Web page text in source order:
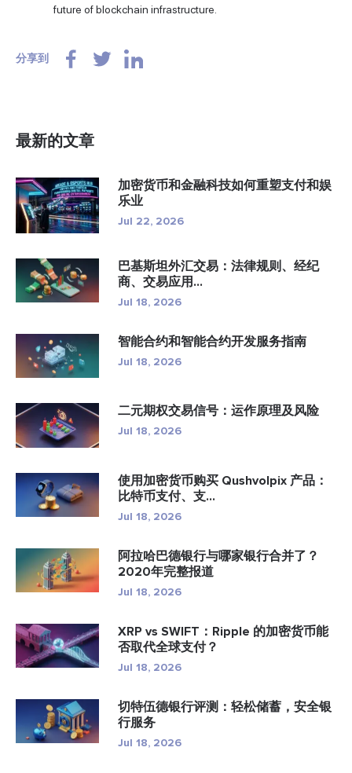
future of blockchain infrastructure.
分享到
最新的文章
加密货币和金融科技如何重塑支付和娱
乐业
Jul 22, 2026
巴基斯坦外汇交易：法律规则、经纪
商、交易应用...
Jul 18, 2026
智能合约和智能合约开发服务指南
Jul 18, 2026
二元期权交易信号：运作原理及风险
Jul 18, 2026
使用加密货币购买 Qushvolpix 产品：
比特币支付、支...
Jul 18, 2026
阿拉哈巴德银行与哪家银行合并了？
2020年完整报道
Jul 18, 2026
XRP vs SWIFT：Ripple 的加密货币能
否取代全球支付？
Jul 18, 2026
切特伍德银行评测：轻松储蓄，安全银
行服务
Jul 18, 2026